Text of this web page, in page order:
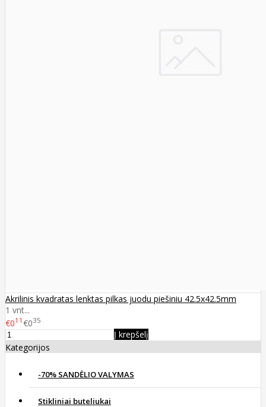
Akrilinis kvadratas lenktas pilkas juodu piešiniu 42.5x42.5mm
1 vnt...
€011 €035
Į krepšelį
Kategorijos
-70% SANDĖLIO VALYMAS
Stikliniai buteliukai